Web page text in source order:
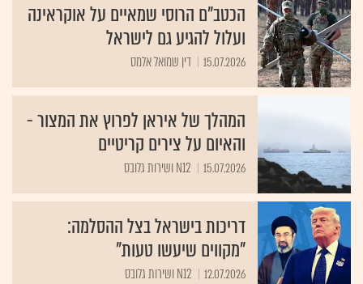
הכטב"ם הרוסי שמאיים על אוקראינה
ועלול להגיע גם לישראל
15.07.2026 דין שמואל אלמס
המהלך של איראן לפרוץ את המצור -
והאיום על צירים קריטיים
15.07.2026 N12 ושירות גלובס
דריכות בישראל בצל ההסלמה:
"מקווים שיעשו טעות"
12.07.2026 N12 ושירות גלובס